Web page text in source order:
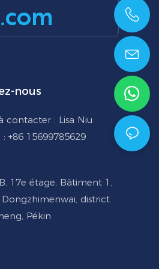
nous
contacter : Lisa Niu
+86 15699785629
17e étage, Bâtiment 1,
Dongzhimenwai, district
Pékin